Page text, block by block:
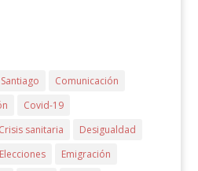
Comunicación
Covid-19
Crisis sanitaria
Desigualdad
Elecciones
Emigración